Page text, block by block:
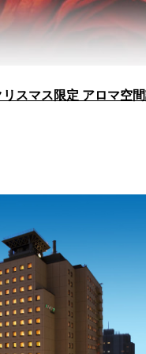
スマス限定 アロマ空